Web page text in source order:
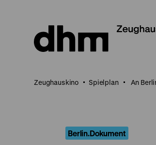
Seiteninhalt
springen
Zeughauskino Spielplan An
Berlin.Dokument